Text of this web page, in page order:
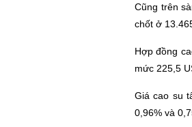
Cũng trên
chốt ở
Hợp đồng
mức 225,5
Giá cao su
0,96% và